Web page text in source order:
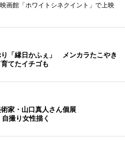
画館「ホワイトシネクイント」で上映
「縁日かふぇ」 メンカラたこやき
てたイチゴも
家・山口真人さん個展
撮り女性描く